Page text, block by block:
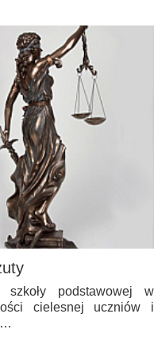
szkoły podstawowej w
cielesnej uczniów i